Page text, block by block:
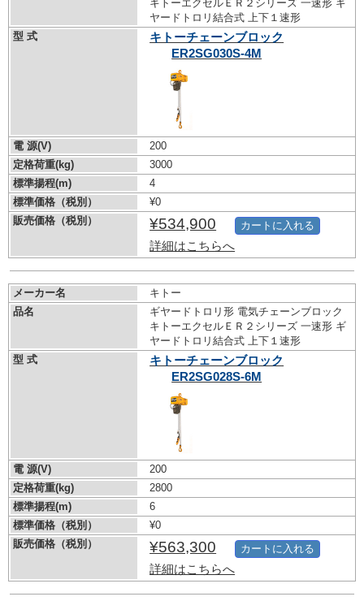
キトーエクセルＥＲ２シリーズ 一速形 ギ
ヤードトロリ結合式 上下１速形
型 式
キトーチェーンブロック
ER2SG030S-4M
電 源(V)
200
定格荷重(kg)
3000
標準揚程(m)
4
標準価格（税別）
¥0
販売価格（税別）
¥534,900
詳細はこちらへ
カートに入れる
メーカー名
キトー
品名
ギヤードトロリ形 電気チェーンブロック
キトーエクセルＥＲ２シリーズ 一速形 ギ
ヤードトロリ結合式 上下１速形
型 式
キトーチェーンブロック
ER2SG028S-6M
電 源(V)
200
定格荷重(kg)
2800
標準揚程(m)
6
標準価格（税別）
¥0
販売価格（税別）
¥563,300
詳細はこちらへ
カートに入れる